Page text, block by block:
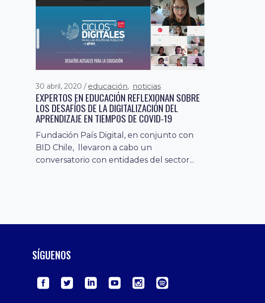
30 abril, 2020 educación, noticias
EXPERTOS EN EDUCACIÓN REFLEXIONAN SOBRE
LOS DESAFÍOS DE LA DIGITALIZACIÓN DEL
APRENDIZAJE EN TIEMPOS DE COVID-19
Fundación País Digital, en conjunto con
BID Chile, llevaron a cabo un
conversatorio con entidades del sector...
SÍGUENOS